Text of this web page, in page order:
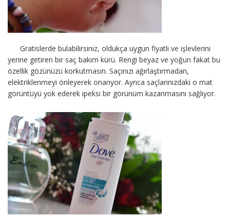
Gratislerde bulabilirsiniz, oldukça uygun fiyatlı ve işlevlerini
yerine getiren bir saç bakım kürü. Rengi beyaz ve yoğun fakat bu
özellik gözünüzü korkutmasın. Saçınızı ağırlaştırmadan,
elektriklenmeyi önleyerek onarıyor. Ayrıca saçlarınızdaki o mat
görüntüyü yok ederek ipeksi bir görünüm kazanmasını sağlıyor.